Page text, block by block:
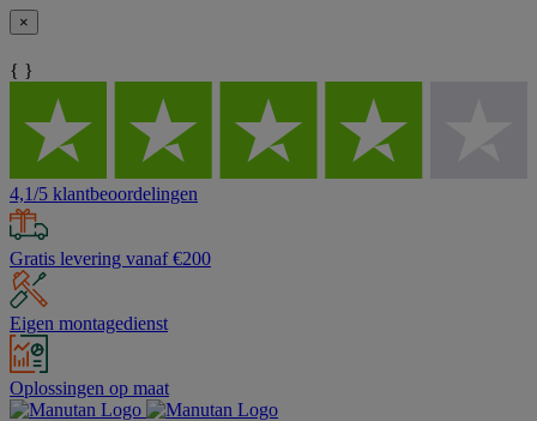
×
{ }
4,1/5 klantbeoordelingen
Gratis levering vanaf €200
Eigen montagedienst
Oplossingen op maat